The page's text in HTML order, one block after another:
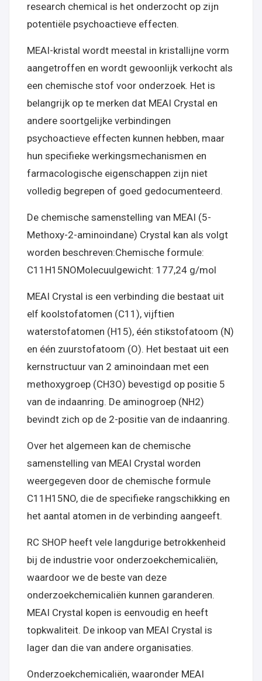
research chemical is het onderzocht op zijn
potentiële psychoactieve effecten.
MEAI-kristal wordt meestal in kristallijne vorm
aangetroffen en wordt gewoonlijk verkocht als
een chemische stof voor onderzoek. Het is
belangrijk op te merken dat MEAI Crystal en
andere soortgelijke verbindingen
psychoactieve effecten kunnen hebben, maar
hun specifieke werkingsmechanismen en
farmacologische eigenschappen zijn niet
volledig begrepen of goed gedocumenteerd.
De chemische samenstelling van MEAI (5-
Methoxy-2-aminoindane) Crystal kan als volgt
worden beschreven:Chemische formule:
C11H15NOMolecuulgewicht: 177,24 g/mol
MEAI Crystal is een verbinding die bestaat uit
elf koolstofatomen (C11), vijftien
waterstofatomen (H15), één stikstofatoom (N)
en één zuurstofatoom (O). Het bestaat uit een
kernstructuur van 2 aminoindaan met een
methoxygroep (CH3O) bevestigd op positie 5
van de indaanring. De aminogroep (NH2)
bevindt zich op de 2-positie van de indaanring.
Over het algemeen kan de chemische
samenstelling van MEAI Crystal worden
weergegeven door de chemische formule
C11H15NO, die de specifieke rangschikking en
het aantal atomen in de verbinding aangeeft.
RC SHOP heeft vele langdurige betrokkenheid
bij de industrie voor onderzoekchemicaliën,
waardoor we de beste van deze
onderzoekchemicaliën kunnen garanderen.
MEAI Crystal kopen is eenvoudig en heeft
topkwaliteit. De inkoop van MEAI Crystal is
lager dan die van andere organisaties.
Onderzoekchemicaliën, waaronder MEAI